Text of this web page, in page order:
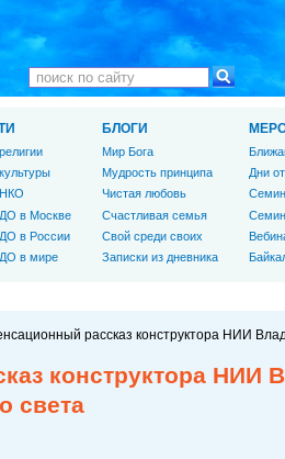
рассказ конструктора НИИ
конструктора НИИ
света
НКО
в Москве
в России
в мире
БЛОГИ
Мир Бога
Мудрость принципа
Чистая любовь
Счастливая семья
Свой среди своих
Записки из дневника
Дни